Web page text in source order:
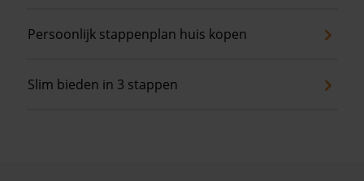
Persoonlijk stappenplan huis kopen
Slim bieden in 3 stappen